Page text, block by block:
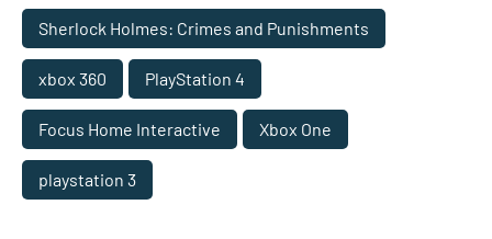
Sherlock Holmes: Crimes and Punishments
xbox 360 PlayStation 4
Focus Home Interactive Xbox One
playstation 3